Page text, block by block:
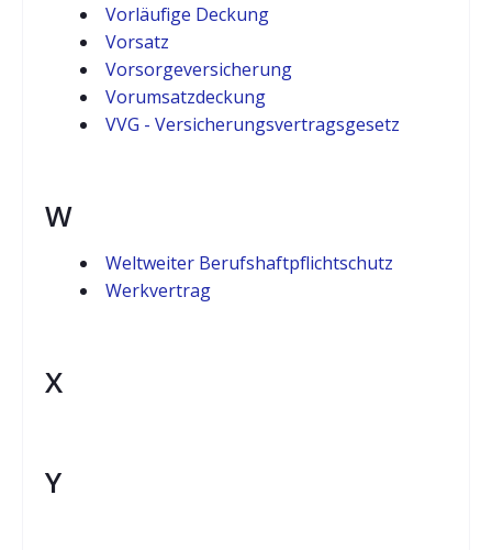
Vorläufige Deckung
Vorsatz
Vorsorgeversicherung
Vorumsatzdeckung
VVG - Versicherungsvertragsgesetz
W
Weltweiter Berufshaftpflichtschutz
Werkvertrag
X
Y